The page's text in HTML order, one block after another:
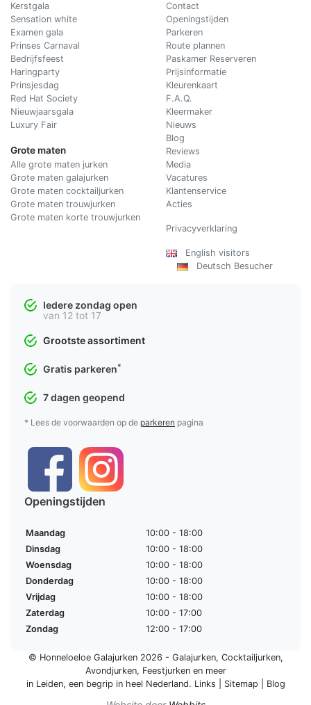
Kerstgala
Sensation white
Examen gala
Prinses Carnaval
Bedrijfsfeest
Haringparty
Prinsjesdag
Red Hat Society
Nieuwjaarsgala
Luxury Fair
Grote maten
Alle grote maten jurken
Grote maten galajurken
Grote maten cocktailjurken
Grote maten trouwjurken
Grote maten korte trouwjurken
Contact
Openingstijden
Parkeren
Route plannen
Paskamer Reserveren
Prijsinformatie
Kleurenkaart
F.A.Q.
Kleermaker
Nieuws
Blog
Reviews
Media
Vacatures
Klantenservice
Acties
Privacyverklaring
English visitors
Deutsch Besucher
Iedere zondag open
van 12 tot 17
Grootste assortiment
Gratis parkeren*
7 dagen geopend
* Lees de voorwaarden op de parkeren pagina
Openingstijden
Maandag
10:00 - 18:00
Dinsdag
10:00 - 18:00
Woensdag
10:00 - 18:00
Donderdag
10:00 - 18:00
Vrijdag
10:00 - 18:00
Zaterdag
10:00 - 17:00
Zondag
12:00 - 17:00
© Honneloeloe Galajurken 2026 - Galajurken, Cocktailjurken,
Avondjurken, Feestjurkenen meer
in Leiden, een begrip in heel Nederland. Links Sitemap Blog